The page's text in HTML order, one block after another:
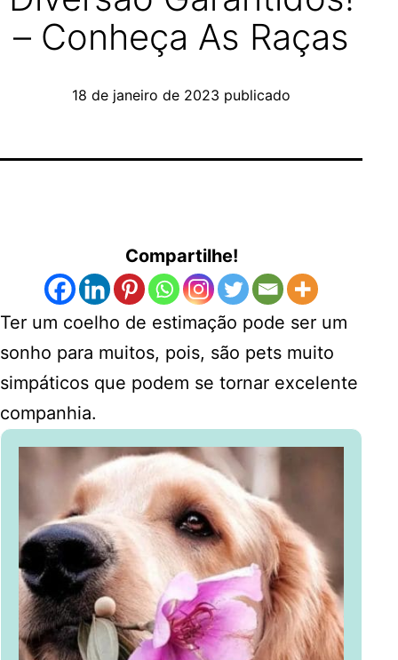
– Conheça As Raças
18 de janeiro de 2023 publicado
Compartilhe!
Ter um coelho de estimação pode ser um
sonho para muitos, pois, são pets muito
simpáticos que podem se tornar excelente
companhia.